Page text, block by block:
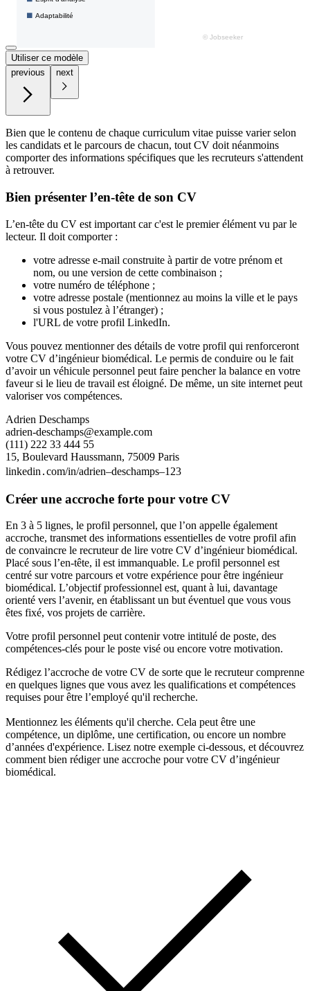
Utiliser ce modèle
previous
next
Bien que le contenu de chaque curriculum vitae puisse varier selon
les candidats et le parcours de chacun, tout CV doit néanmoins
comporter des informations spécifiques que les recruteurs s'attendent
à retrouver.
Bien présenter l’en-tête de son CV
L’en-tête du CV est important car c'est le premier élément vu par le
lecteur. Il doit comporter :
votre adresse e-mail construite à partir de votre prénom et
nom, ou une version de cette combinaison ;
votre numéro de téléphone ;
votre adresse postale (mentionnez au moins la ville et le pays
si vous postulez à l’étranger) ;
l'URL de votre profil LinkedIn.
Vous pouvez mentionner des détails de votre profil qui renforceront
votre CV d’ingénieur biomédical. Le permis de conduire ou le fait
d’avoir un véhicule personnel peut faire pencher la balance en votre
faveur si le lieu de travail est éloigné. De même, un site internet peut
valoriser vos compétences.
Adrien Deschamps
adrien-deschamps@example.com
(111) 222 33 444 55
15, Boulevard Haussmann, 75009 Paris
linkedin․com/in/adrien–deschamps–123
Créer une accroche forte pour votre CV
En 3 à 5 lignes, le profil personnel, que l’on appelle également
accroche, transmet des informations essentielles de votre profil afin
de convaincre le recruteur de lire votre CV d’ingénieur biomédical.
Placé sous l’en-tête, il est immanquable. Le profil personnel est
centré sur votre parcours et votre expérience pour être ingénieur
biomédical. L’objectif professionnel est, quant à lui, davantage
orienté vers l’avenir, en établissant un but éventuel que vous vous
êtes fixé, vos projets de carrière.
Votre profil personnel peut contenir votre intitulé de poste, des
compétences-clés pour le poste visé ou encore votre motivation.
Rédigez l’accroche de votre CV de sorte que le recruteur comprenne
en quelques lignes que vous avez les qualifications et compétences
requises pour être l’employé qu'il recherche.
Mentionnez les éléments qu'il cherche. Cela peut être une
compétence, un diplôme, une certification, ou encore un nombre
d’années d'expérience. Lisez notre exemple ci-dessous, et découvrez
comment bien rédiger une accroche pour votre CV d’ingénieur
biomédical.